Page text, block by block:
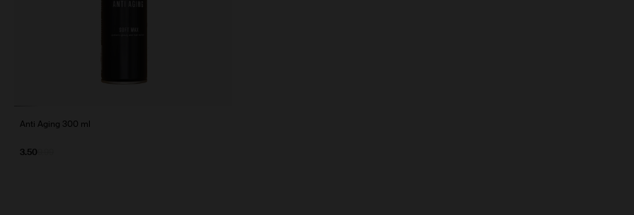
Anti Aging 300 ml
3.50